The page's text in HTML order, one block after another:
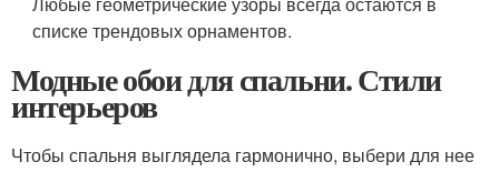
списке трендовых орнаментов.
Модные обои для спальни. Стили
интерьеров
Чтобы спальня выглядела гармонично, выбери для нее